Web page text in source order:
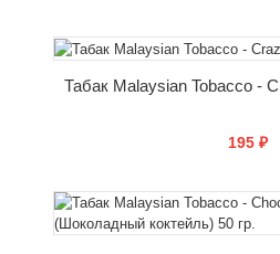
КУПИТЬ
195 ₽
КУПИТЬ